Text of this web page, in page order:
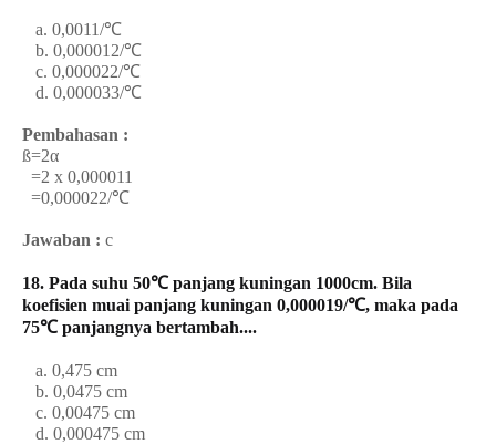
a. 0,0011/℃
b. 0,000012/℃
c. 0,000022/℃
d. 0,000033/℃
Pembahasan :
ß=2α
=2 x 0,000011
=0,000022/℃
Jawaban : c
18. Pada suhu 50℃ panjang kuningan 1000cm. Bila
koefisien muai panjang kuningan 0,000019/℃, maka pada
75℃ panjangnya bertambah....
a. 0,475 cm
b. 0,0475 cm
c. 0,00475 cm
d. 0,000475 cm